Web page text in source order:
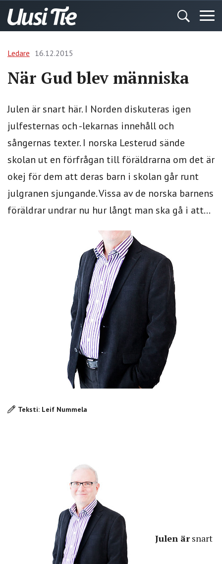
Ledare 16.12.2015
När Gud blev människa
Julen är snart här. I Norden diskuteras igen
julfesternas och -lekarnas innehåll och
sångernas texter. I norska Lesterud sände
skolan ut en förfrågan till föräldrarna om det är
okej för dem att deras barn i skolan går runt
julgranen sjungande. Vissa av de norska barnens
föräldrar undrar nu hur långt man ska gå i att...
Teksti: Leif Nummela
Julen ärsnart